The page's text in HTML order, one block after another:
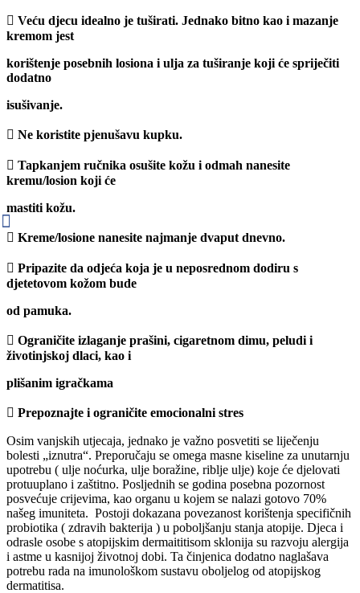
 Veću djecu idealno je tuširati. Jednako bitno kao i mazanje
kremom jest
korištenje posebnih losiona i ulja za tuširanje koji će spriječiti
dodatno
isušivanje.
 Ne koristite pjenušavu kupku.
 Tapkanjem ručnika osušite kožu i odmah nanesite
kremu/losion koji će
mastiti kožu.
 Kreme/losione nanesite najmanje dvaput dnevno.
 Pripazite da odjeća koja je u neposrednom dodiru s
djetetovom kožom bude
od pamuka.
 Ograničite izlaganje prašini, cigaretnom dimu, peludi i
životinjskoj dlaci, kao i
plišanim igračkama
 Prepoznajte i ograničite emocionalni stres
Osim vanjskih utjecaja, jednako je važno posvetiti se liječenju
bolesti „iznutra“. Preporučaju se omega masne kiseline za unutarnju
upotrebu ( ulje noćurka, ulje boražine, riblje ulje) koje će djelovati
protuuplano i zaštitno. Posljednih se godina posebna pozornost
posvećuje crijevima, kao organu u kojem se nalazi gotovo 70%
našeg imuniteta. Postoji dokazana povezanost korištenja specifičnih
probiotika ( zdravih bakterija ) u poboljšanju stanja atopije. Djeca i
odrasle osobe s atopijskim dermaititisom sklonija su razvoju alergija
i astme u kasnijoj životnoj dobi. Ta činjenica dodatno naglašava
potrebu rada na imunološkom sustavu oboljelog od atopijskog
dermatitisa.